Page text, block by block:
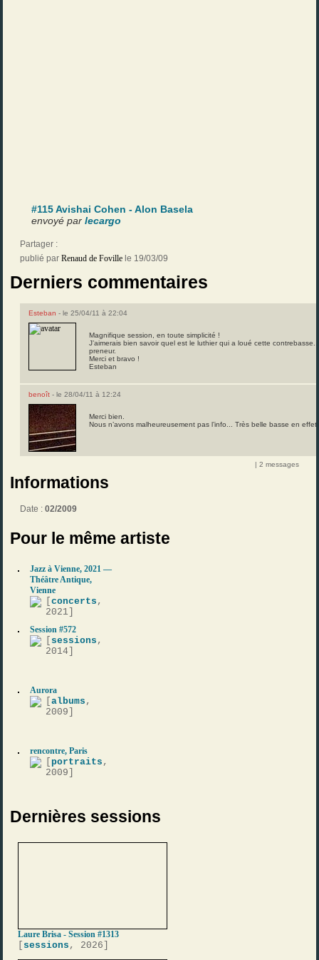
#115 Avishai Cohen - Alon Basela
envoyé parlecargo
Partager :
publié par Renaud de Foville le 19/03/09
Derniers commentaires
Esteban - le 25/04/11 à 22:04
Magnifique session, en toute simplicité !
J’aimerais bien savoir quel est le luthier qui a loué cette
preneur.
Merci et bravo !
Esteban
benoît - le 28/04/11 à 12:24
Merci bien.
Nous n’avons malheureusement pas l’info... Très belle basse en effet
| 2 messages
Informations
Date :02/2009
Pour le même artiste
Jazz à Vienne, 2021 —
Théâtre Antique,
Vienne
[concerts ,
2021]
Session #572
[ sessions ,
2014]
Aurora
[albums ,
2009]
rencontre, Paris
[ portraits ,
2009]
Dernières sessions
Laure Brisa - Session #1313
[ sessions , 2026]